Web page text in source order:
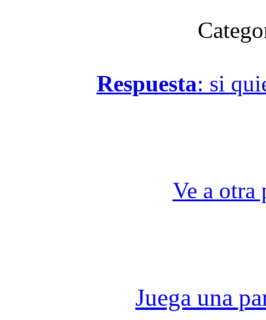
Respuesta: si
Ve a otra
Juega una